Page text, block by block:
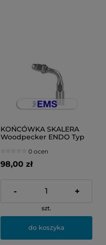
KOŃCÓWKA SKALERA
Woodpecker ENDO Typ
0 ocen
98,00 zł
- +
szt.
do koszyka